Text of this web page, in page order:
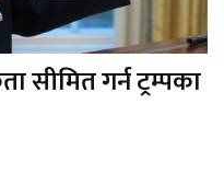
सीमित गर्न ट्रम्पका